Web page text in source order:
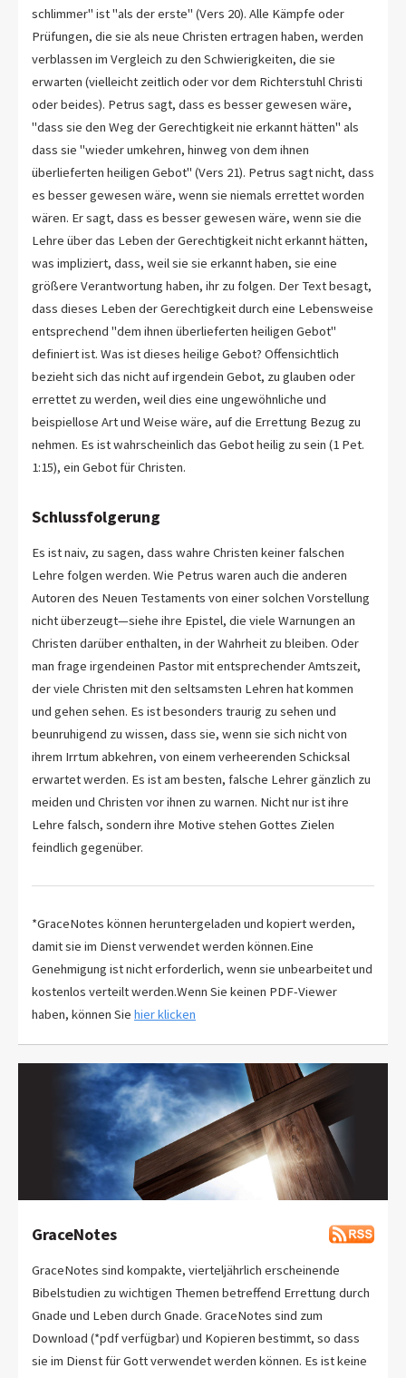
schlimmer" ist "als der erste" (Vers 20). Alle Kämpfe oder
Prüfungen, die sie als neue Christen ertragen haben, werden
verblassen im Vergleich zu den Schwierigkeiten, die sie
erwarten (vielleicht zeitlich oder vor dem Richterstuhl Christi
oder beides). Petrus sagt, dass es besser gewesen wäre,
"dass sie den Weg der Gerechtigkeit nie erkannt hätten" als
dass sie "wieder umkehren, hinweg von dem ihnen
überlieferten heiligen Gebot" (Vers 21). Petrus sagt nicht, dass
es besser gewesen wäre, wenn sie niemals errettet worden
wären. Er sagt, dass es besser gewesen wäre, wenn sie die
Lehre über das Leben der Gerechtigkeit nicht erkannt hätten,
was impliziert, dass, weil sie sie erkannt haben, sie eine
größere Verantwortung haben, ihr zu folgen. Der Text besagt,
dass dieses Leben der Gerechtigkeit durch eine Lebensweise
entsprechend "dem ihnen überlieferten heiligen Gebot"
definiert ist. Was ist dieses heilige Gebot? Offensichtlich
bezieht sich das nicht auf irgendein Gebot, zu glauben oder
errettet zu werden, weil dies eine ungewöhnliche und
beispiellose Art und Weise wäre, auf die Errettung Bezug zu
nehmen. Es ist wahrscheinlich das Gebot heilig zu sein (1 Pet.
1:15), ein Gebot für Christen.
Schlussfolgerung
Es ist naiv, zu sagen, dass wahre Christen keiner falschen
Lehre folgen werden. Wie Petrus waren auch die anderen
Autoren des Neuen Testaments von einer solchen Vorstellung
nicht überzeugt—siehe ihre Epistel, die viele Warnungen an
Christen darüber enthalten, in der Wahrheit zu bleiben. Oder
man frage irgendeinen Pastor mit entsprechender Amtszeit,
der viele Christen mit den seltsamsten Lehren hat kommen
und gehen sehen. Es ist besonders traurig zu sehen und
beunruhigend zu wissen, dass sie, wenn sie sich nicht von
ihrem Irrtum abkehren, von einem verheerenden Schicksal
erwartet werden. Es ist am besten, falsche Lehrer gänzlich zu
meiden und Christen vor ihnen zu warnen. Nicht nur ist ihre
Lehre falsch, sondern ihre Motive stehen Gottes Zielen
feindlich gegenüber.
*GraceNotes können heruntergeladen und kopiert werden,
damit sie im Dienst verwendet werden können.Eine
Genehmigung ist nicht erforderlich, wenn sie unbearbeitet und
kostenlos verteilt werden.Wenn Sie keinen PDF-Viewer
haben, können Sie hier klicken
GraceNotes
GraceNotes sind kompakte, vierteljährlich erscheinende
Bibelstudien zu wichtigen Themen betreffend Errettung durch
Gnade und Leben durch Gnade. GraceNotes sind zum
Download (*pdf verfügbar) und Kopieren bestimmt, so dass
sie im Dienst für Gott verwendet werden können. Es ist keine